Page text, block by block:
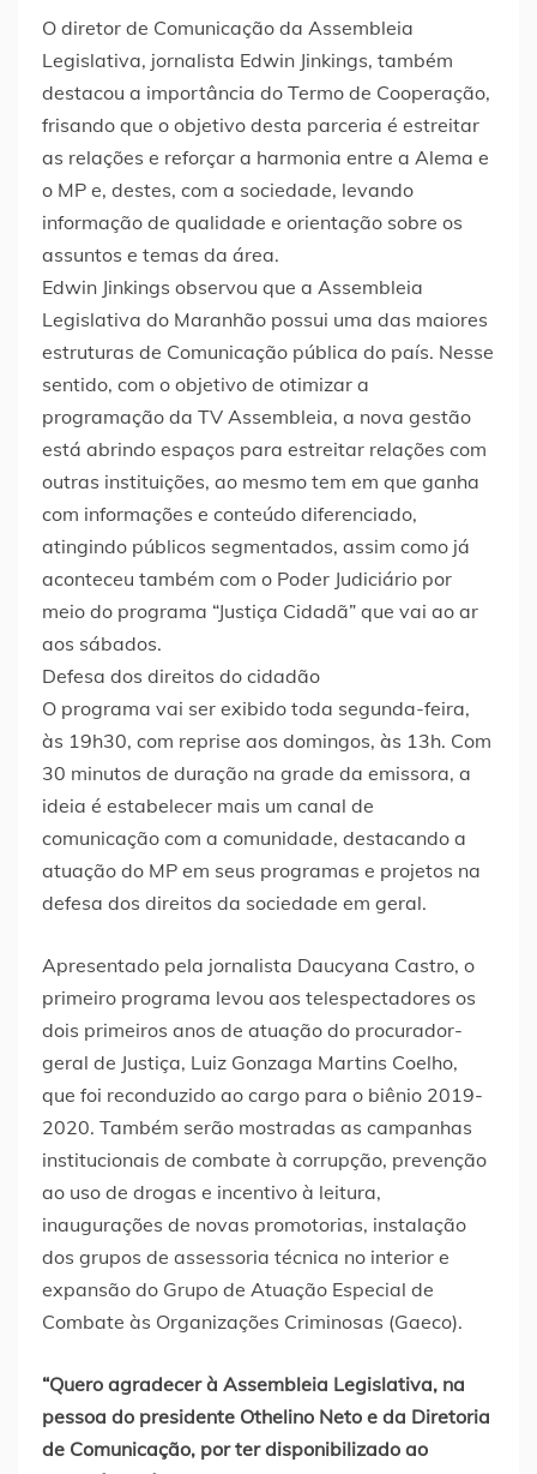
O diretor de Comunicação da Assembleia
Legislativa, jornalista Edwin Jinkings, também
destacou a importância do Termo de Cooperação,
frisando que o objetivo desta parceria é estreitar
as relações e reforçar a harmonia entre a Alema e
o MP e, destes, com a sociedade, levando
informação de qualidade e orientação sobre os
assuntos e temas da área.
Edwin Jinkings observou que a Assembleia
Legislativa do Maranhão possui uma das maiores
estruturas de Comunicação pública do país. Nesse
sentido, com o objetivo de otimizar a
programação da TV Assembleia, a nova gestão
está abrindo espaços para estreitar relações com
outras instituições, ao mesmo tem em que ganha
com informações e conteúdo diferenciado,
atingindo públicos segmentados, assim como já
aconteceu também com o Poder Judiciário por
meio do programa “Justiça Cidadã” que vai ao ar
aos sábados.
Defesa dos direitos do cidadão
O programa vai ser exibido toda segunda-feira,
às 19h30, com reprise aos domingos, às 13h. Com
30 minutos de duração na grade da emissora, a
ideia é estabelecer mais um canal de
comunicação com a comunidade, destacando a
atuação do MP em seus programas e projetos na
defesa dos direitos da sociedade em geral.
Apresentado pela jornalista Daucyana Castro, o
primeiro programa levou aos telespectadores os
dois primeiros anos de atuação do procurador-
geral de Justiça, Luiz Gonzaga Martins Coelho,
que foi reconduzido ao cargo para o biênio 2019-
2020. Também serão mostradas as campanhas
institucionais de combate à corrupção, prevenção
ao uso de drogas e incentivo à leitura,
inaugurações de novas promotorias, instalação
dos grupos de assessoria técnica no interior e
expansão do Grupo de Atuação Especial de
Combate às Organizações Criminosas (Gaeco).
“Quero agradecer à Assembleia Legislativa, na
pessoa do presidente Othelino Neto e da Diretoria
de Comunicação, por ter disponibilizado ao